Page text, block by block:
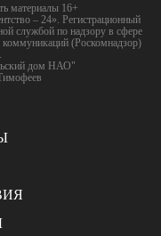
материалы 16+
– 24». Регистрационный
службой по надзору в сфере
(Роскомнадзор)
дом НАО"